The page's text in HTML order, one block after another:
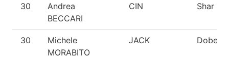
30
Andrea
BECCARI
CIN Shar Pei
30
Michele
MORABITO
JACK